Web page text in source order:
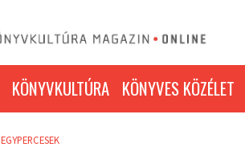
KÖNYVKULTÚRA KÖNYVES KÖZÉLET
EGYPERCESEK